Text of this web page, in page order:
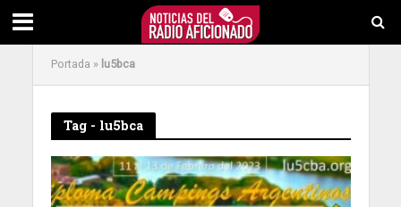
Portada » lu5bca
Tag - lu5bca